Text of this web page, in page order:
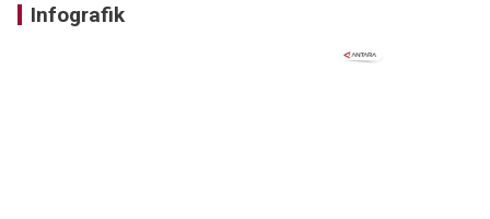
Infografik